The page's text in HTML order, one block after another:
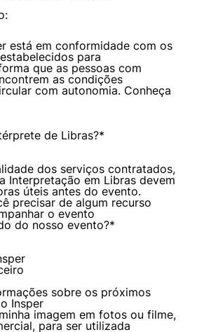
está em conformidade com os
para
que as pessoas com
as condições
com autonomia. Conheça
de Libras?*
dos serviços contratados,
Interpretação em Libras devem
úteis antes do evento.
precisar de algum recurso
o evento
do nosso evento?*
sobre os próximos
Insper
imagem em fotos ou filme,
para ser utilizada